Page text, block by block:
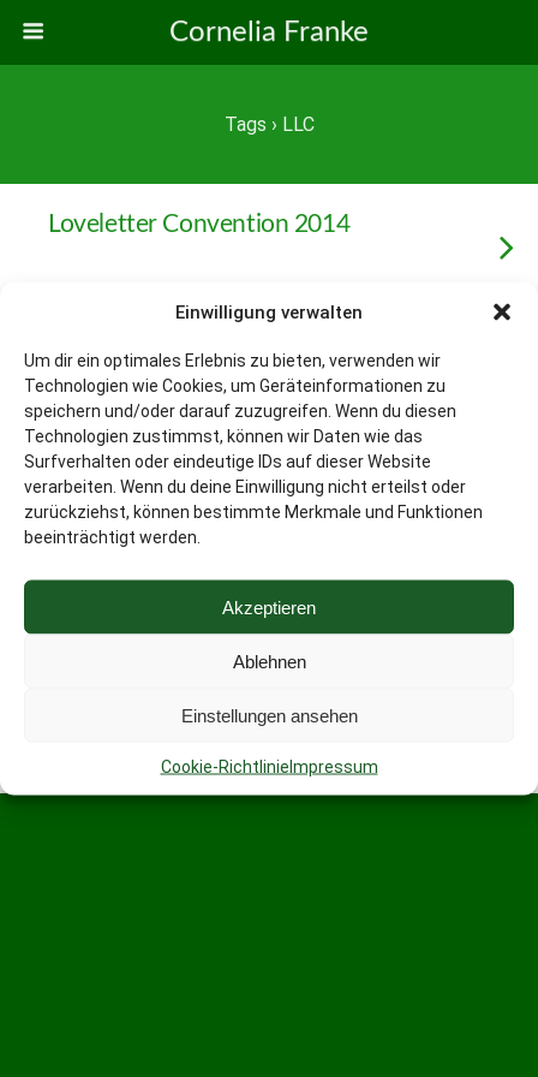
Einwilligung verwalten
Um dir ein optimales Erlebnis zu bieten, verwenden wir
Technologien wie Cookies, um Geräteinformationen zu
speichern und/oder darauf zuzugreifen. Wenn du diesen
Technologien zustimmst, können wir Daten wie das
Surfverhalten oder eindeutige IDs auf dieser Website
verarbeiten. Wenn du deine Einwilligung nicht erteilst oder
zurückziehst, können bestimmte Merkmale und Funktionen
beeinträchtigt werden.
Akzeptieren
Ablehnen
Einstellungen ansehen
Cookie-RichtlinieImpressum
Cornelia Franke
Tags › LLC
Loveletter Convention 2014
Zum Seitenanfang
Mobil Desktop